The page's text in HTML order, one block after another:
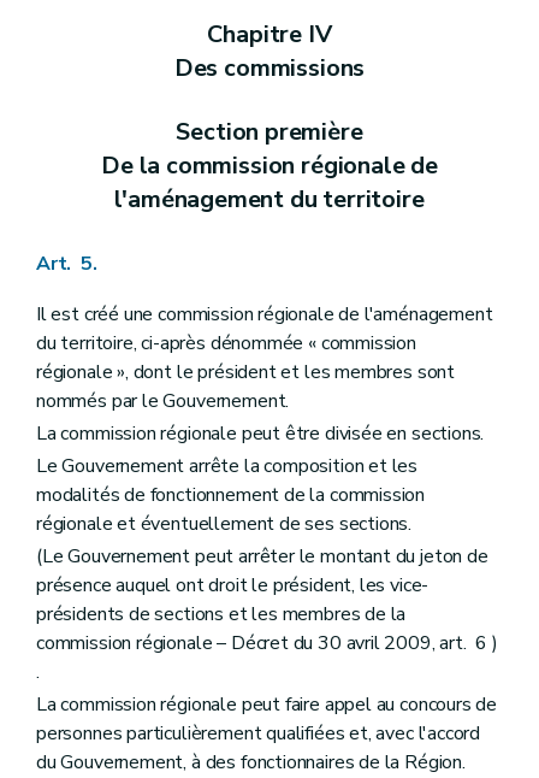
Dispositions relatives à l'aménagement du territoire et à l'urbanisme opérationnels
Titre premier
Des dispositions générales
Art. 167
Art. 168
Art. 169
Art. 170
Art. 171
Art. 173
Chapitre IV Des zones d'initiatives privilégiées
Art. 174
Titre II Des dispositions particulières
Chapitre premier Du droit de préemption
Art. 175
Art. 176
Art. 177
Art. 178
Art. 179
Art. 180
Chapitre II De l'expropriation pour cause d'utilité publique
Art. 181
Chapitre III
Des sites de réhabilitation paysagère et environnementale (d'intérêt régional et de la conservation de la beauté des paysages – Décret-programme du 23 février 2006, art. 51)
Art. 182
Chapitre IV (Du Fonds d'aménagement opérationnel et du Fonds d'assainissement des (sites à réaménager et des ites de réhabilitation paysagère et environnementale – Décret-programme du 23 février 2006, art. 53) – Décret du 20 juillet 2005, art. 2)
Art. 183bis
Chapitre V Des dispositions financières
Art. 184
Livre III Dispositions relatives au patrimoine
Chapitre IV
Des commissions
Section première
De la commission régionale de
l'aménagement du territoire
Art. 5.
Il est créé une commission régionale de l'aménagement
du territoire, ci-après dénommée « commission
régionale », dont le président et les membres sont
nommés par le Gouvernement.
La commission régionale peut être divisée en sections.
Le Gouvernement arrête la composition et les
modalités de fonctionnement de la commission
régionale et éventuellement de ses sections.
(Le Gouvernement peut arrêter le montant du jeton de
présence auquel ont droit le président, les vice-
présidents de sections et les membres de la
commission régionale – Décret du 30 avril 2009, art. 6 )
.
La commission régionale peut faire appel au concours de
personnes particulièrement qualifiées et, avec l'accord
du Gouvernement, à des fonctionnaires de la Région.